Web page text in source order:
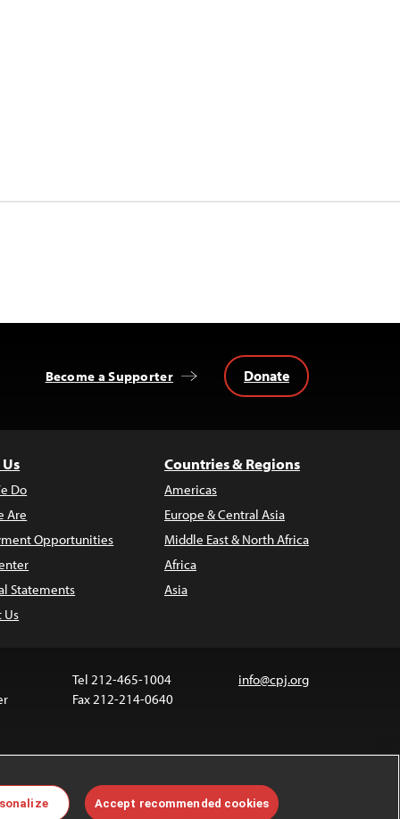
Become a Supporter Donate
Do
Are
Opportunities
Statements
Us
Countries & Regions
Americas
Europe & Central Asia
Middle East & North Africa
Africa
Asia
Tel 212-465-1004
Fax 212-214-0640
info@cpj.org
are not covered by the Creative Commons license.
Accept recommended cookies